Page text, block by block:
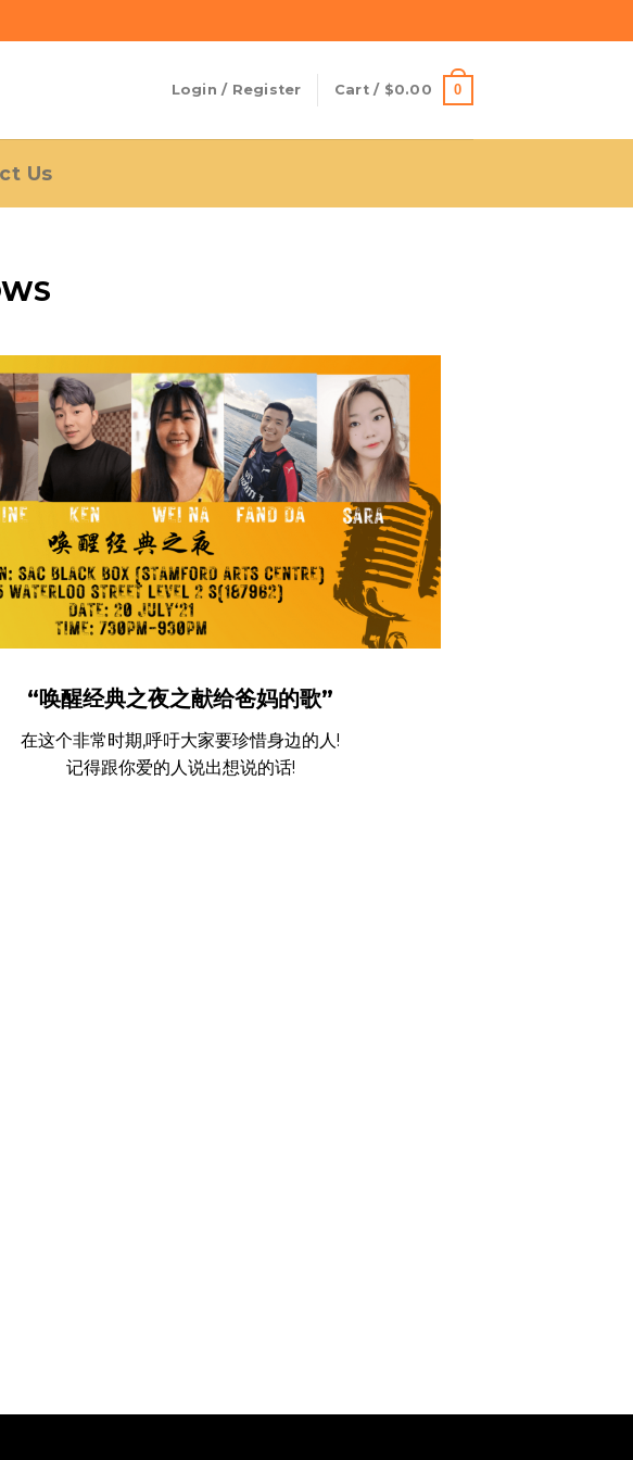
Login / Register Cart / $0.00 0
Us
“唤醒经典之夜之献给爸妈的歌”
在这个非常时期,呼吁大家要珍惜身边的人!
记得跟你爱的人说出想说的话!